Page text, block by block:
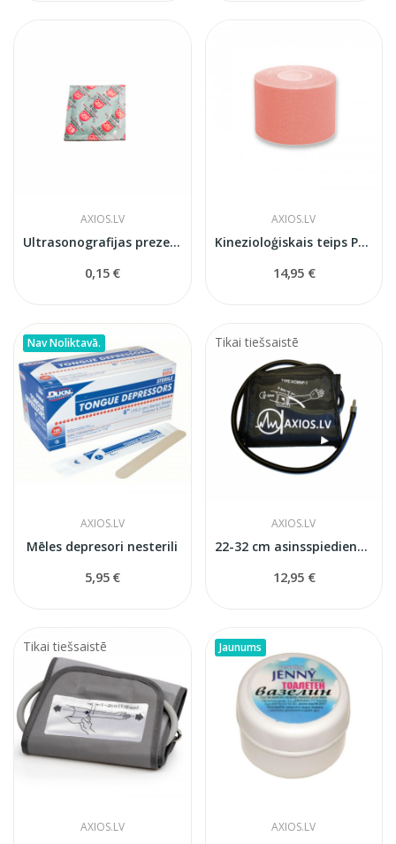
AXIOS.LV
Ultrasonografijas prezervatīvi
0,15 €
AXIOS.LV
Kinezioloģiskais teips PRO 5см x 5м
14,95 €
Nav Noliktavā.
AXIOS.LV
Mēles depresori nesterili
5,95 €
Tikai tiešsaistē
AXIOS.LV
22-32 cm asinsspiediena mērītaja manšete...
12,95 €
Tikai tiešsaistē
AXIOS.LV
Jaunums
AXIOS.LV